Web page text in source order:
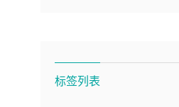
标签列表